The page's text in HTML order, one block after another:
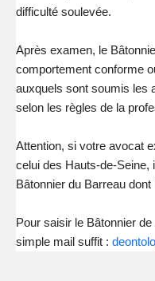
difficulté soulevée.
Après examen, le
comportement conforme
auxquels sont soumis les
selon les règles de la
Attention, si votre avocat
celui des Hauts-de-Seine,
Bâtonnier du Barreau
Pour saisir le Bâtonnier
simple mail suffit :